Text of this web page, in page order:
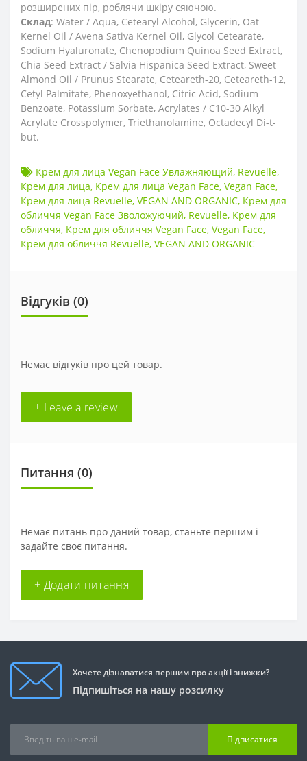
розширених пір, роблячи шкіру сяючою.
Склад: Water / Aqua, Cetearyl Alcohol, Glycerin, Oat
Kernel Oil / Avena Sativa Kernel Oil, Glycol Cetearate,
Sodium Hyaluronate, Chenopodium Quinoa Seed Extract,
Chia Seed Extract / Salvia Hispanica Seed Extract, Sweet
Almond Oil / Prunus Stearate, Ceteareth-20, Ceteareth-12,
Cetyl Palmitate, Phenoxyethanol, Citric Acid, Sodium
Benzoate, Potassium Sorbate, Acrylates / C10-30 Alkyl
Acrylate Crosspolymer, Triethanolamine, Octadecyl Di-t-
but.
Крем для лица Vegan Face Увлажняющий, Revuelle,
Крем для лица, Крем для лица Vegan Face, Vegan Face,
Крем для лица Revuelle, VEGAN AND ORGANIC, Крем для
обличчя Vegan Face Зволожуючий, Revuelle, Крем для
обличчя, Крем для обличчя Vegan Face, Vegan Face,
Крем для обличчя Revuelle, VEGAN AND ORGANIC
Відгуків (0)
Немає відгуків про цей товар.
+ Leave a review
Питання (0)
Немає питань про даний товар, станьте першим і
задайте своє питання.
+ Додати питання
Хочете дізнаватися першим про акції і знижки?
Підпишіться на нашу розсилку
Підписатися